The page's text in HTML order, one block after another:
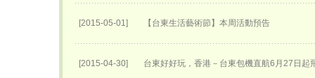
[2015-05-01] 【台東生活藝術節】本周活動預告
[2015-04-30] 台東好好玩，香港－台東包機直航6月27日​起